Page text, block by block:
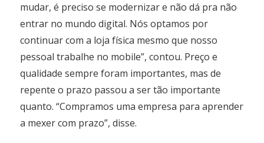
mudar, é preciso se modernizar e não dá pra não
entrar no mundo digital. Nós optamos por
continuar com a loja física mesmo que nosso
pessoal trabalhe no mobile”, contou. Preço e
qualidade sempre foram importantes, mas de
repente o prazo passou a ser tão importante
quanto. “Compramos uma empresa para aprender
a mexer com prazo”, disse.